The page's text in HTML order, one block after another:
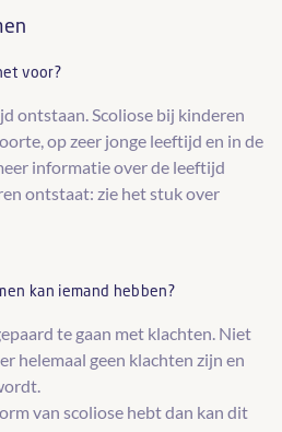
voor?
ontstaan. Scoliose bij kinderen
op zeer jonge leeftijd en in de
informatie over de leeftijd
ontstaat: zie het stuk over
kan iemand hebben?
te gaan met klachten. Niet
helemaal geen klachten zijn en
van scoliose hebt dan kan dit